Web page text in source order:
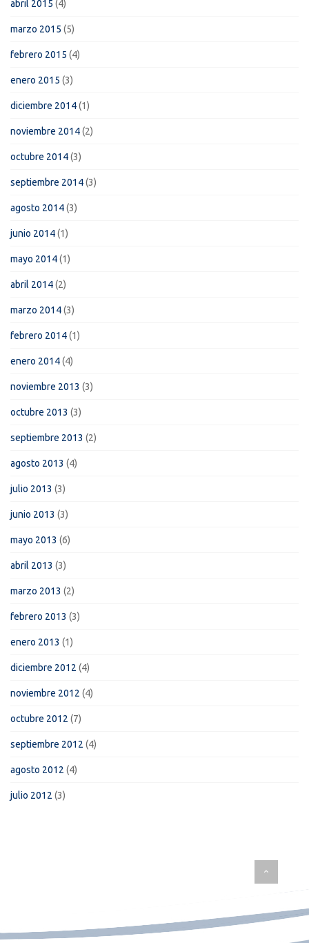
abril 2015 (4)
marzo 2015 (5)
febrero 2015 (4)
enero 2015 (3)
diciembre 2014(1)
noviembre 2014(2)
octubre 2014(3)
septiembre 2014(3)
agosto 2014(3)
junio 2014(1)
mayo 2014(1)
abril 2014(2)
marzo 2014(3)
febrero 2014(1)
enero 2014(4)
noviembre 2013 (3)
octubre 2013 (3)
septiembre 2013 (2)
agosto 2013 (4)
julio 2013 (3)
junio 2013 (3)
mayo 2013 (6)
abril 2013 (3)
marzo 2013 (2)
febrero 2013 (3)
enero 2013 (1)
diciembre 2012 (4)
noviembre 2012 (4)
octubre 2012 (7)
septiembre 2012 (4)
agosto 2012 (4)
julio 2012 (3)